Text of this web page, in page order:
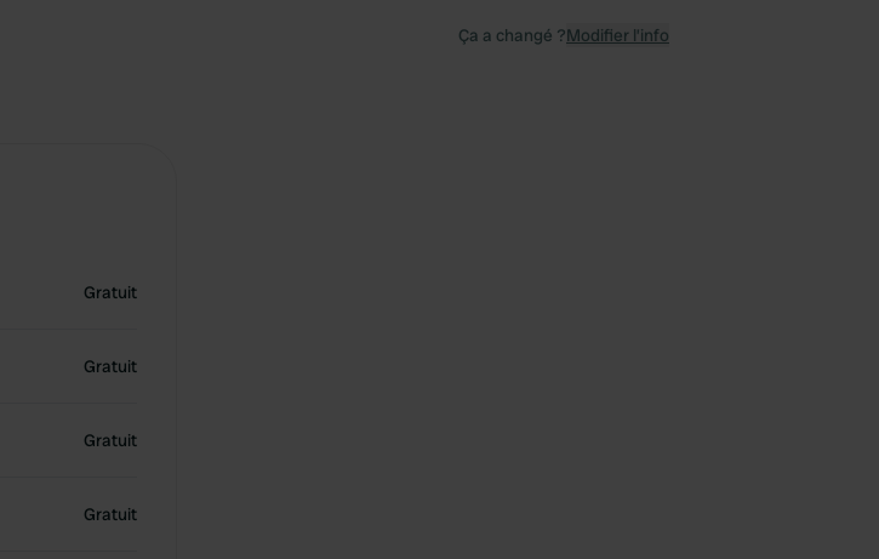
Gratuit
Gratuit
Gratuit
Gratuit
Ça a changé ?Modifier l’info